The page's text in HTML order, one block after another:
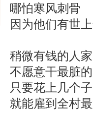
哪怕寒风刺骨
因为他们有世
稍微有钱的人家
不愿意干最脏
只要花上几个子
就能雇到全村